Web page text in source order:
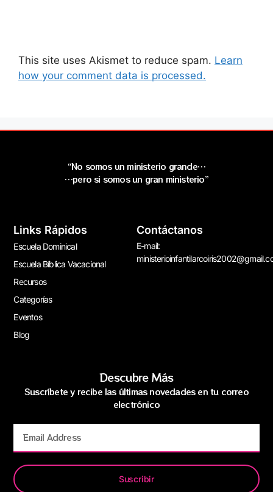
This site uses Akismet to reduce spam. Learn
how your comment data is processed.
“No somos un ministerio grande…
…pero si somos un gran ministerio”
Links Rápidos
Escuela Dominical
Escuela Bíblica Vacacional
Recursos
Categorías
Eventos
Blog
Contáctanos
E-mail:
Descubre Más
Suscríbete y recibe las últimas novedades en tu correo
electrónico
Suscribir